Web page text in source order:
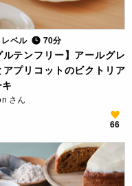
ベル 70分
ルテンフリー】アールグレ
アプリコットのビクトリア
さん
66